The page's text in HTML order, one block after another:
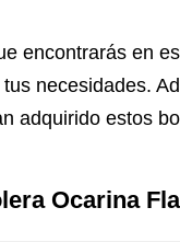
encontrarás en
necesidades.
adquirido estos
Ocarina